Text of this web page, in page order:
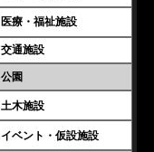
医療・福祉施設
交通施設
公園
土木施設
イベント・仮設施設